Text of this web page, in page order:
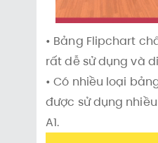
• Bảng Flipchart
rất dễ sử dụng và
• Có nhiều loại
được sử dụng
A1.